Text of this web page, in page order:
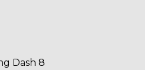
Dash 8